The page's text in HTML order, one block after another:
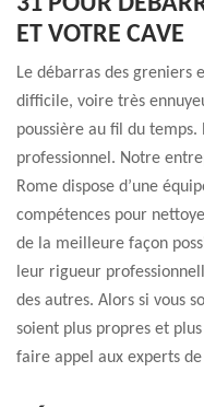
ET VOTRE CAVE
Le débarras des greniers
difficile, voire très
poussière au fil du
professionnel. Notre
Rome dispose d’une
compétences pour
de la meilleure façon
leur rigueur
des autres. Alors si vous
soient plus propres et
faire appel aux experts